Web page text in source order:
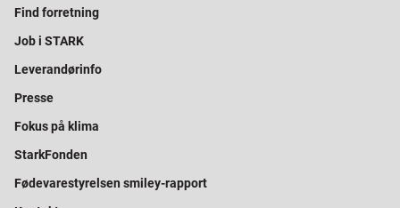
Find forretning
Job i STARK
Leverandørinfo
Presse
Fokus på klima
StarkFonden
Fødevarestyrelsen smiley-rapport